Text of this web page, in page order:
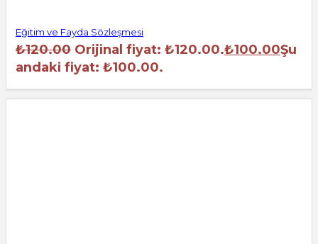
Eğitim ve Fayda Sözleşmesi
₺120.00 Orijinal fiyat: ₺120.00.₺100.00Şu
andaki fiyat: ₺100.00.